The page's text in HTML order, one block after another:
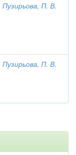
Пузирьова, П. В.
Пузирьова, П. В.